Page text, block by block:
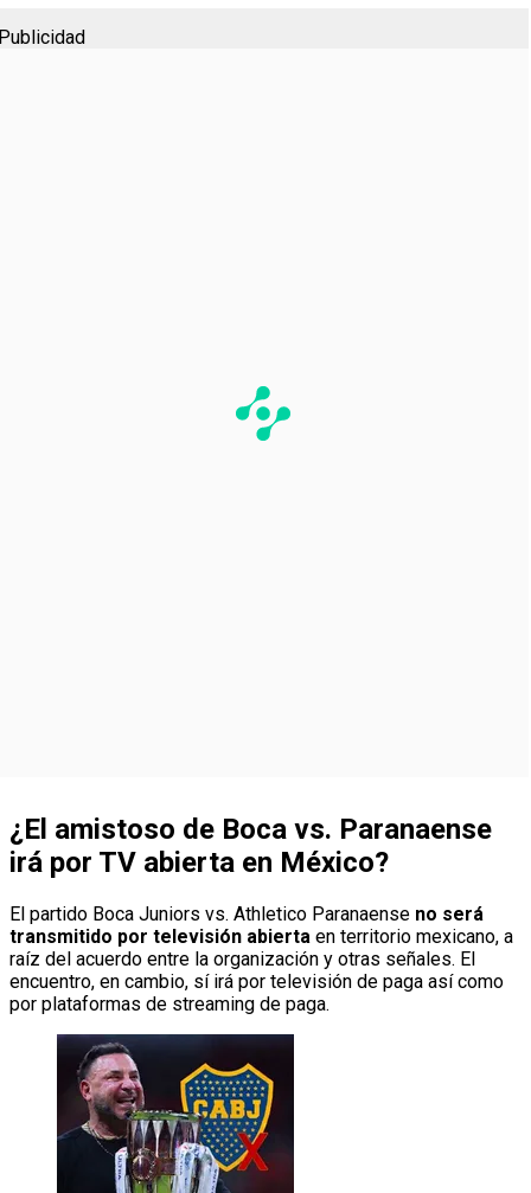
¿El amistoso de Boca vs. Paranaense
irá por TV abierta en México?
El partido Boca Juniors vs. Athletico Paranaense no será
transmitido por televisión abierta en territorio mexicano, a
raíz del acuerdo entre la organización y otras señales. El
encuentro, en cambio, sí irá por televisión de paga así como
por plataformas de streaming de paga.